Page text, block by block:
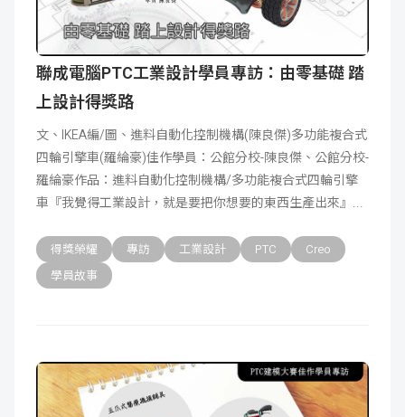
聯成電腦PTC工業設計學員專訪：由零基礎 踏
上設計得獎路
文、IKEA編/圖、進料自動化控制機構(陳良傑)多功能複合式
四輪引擎車(羅綸豪)佳作學員：公館分校-陳良傑、公館分校-
羅綸豪作品：進料自動化控制機構/多功能複合式四輪引擎
車『我覺得工業設計，就是要把你想要的東西生產出來』
得獎榮耀 專訪 工業設計 PTC
Creo
學員故事